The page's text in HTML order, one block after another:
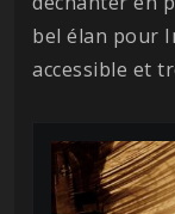
bel élan pour
accessible et